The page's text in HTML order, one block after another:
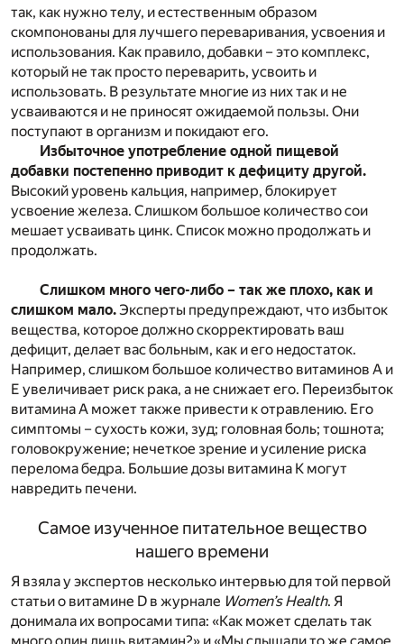
так, как нужно телу, и естественным образом
скомпонованы для лучшего переваривания, усвоения и
использования. Как правило, добавки – это комплекс,
который не так просто переварить, усвоить и
использовать. В результате многие из них так и не
усваиваются и не приносят ожидаемой пользы. Они
поступают в организм и покидают его.
Избыточное употребление одной пищевой
добавки постепенно приводит к дефициту другой.
Высокий уровень кальция, например, блокирует
усвоение железа. Слишком большое количество сои
мешает усваивать цинк. Список можно продолжать и
продолжать.
Слишком много чего-либо – так же плохо, как и
слишком мало.Эксперты предупреждают, что избыток
вещества, которое должно скорректировать ваш
дефицит, делает вас больным, как и его недостаток.
Например, слишком большое количество витаминов А и
Е увеличивает риск рака, а не снижает его. Переизбыток
витамина А может также привести к отравлению. Его
симптомы – сухость кожи, зуд; головная боль; тошнота;
головокружение; нечеткое зрение и усиление риска
перелома бедра. Большие дозы витамина К могут
навредить печени.
Самое изученное питательное вещество
нашего времени
Я взяла у экспертов несколько интервью для той первой
статьи о витамине D в журнале Women’s Health. Я
донимала их вопросами типа: «Как может сделать так